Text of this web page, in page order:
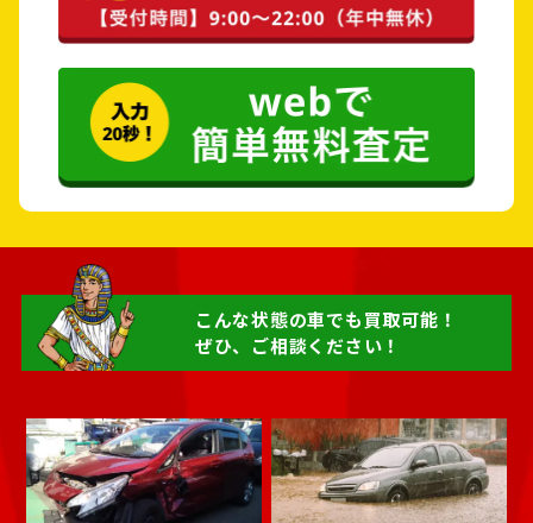
高浜市 岩倉市
豊明市 日進市
田原市 愛西市
弥富市 みよし市
あま市 長久手市
愛知郡 東郷町 西春日井郡 豊山町
丹羽郡 大口町 丹羽郡 扶桑町
こんな状態の車でも買取可能！
ぜひ、ご相談ください！